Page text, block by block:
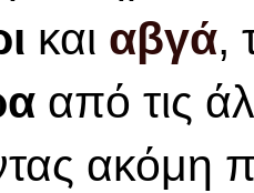
και αβγά,
από τις
ακόμη